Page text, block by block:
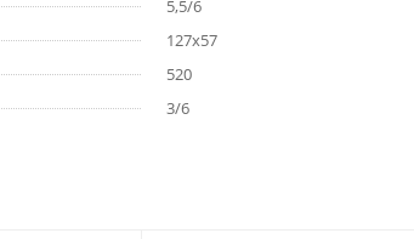
5,5/6
127х57
520
3/6